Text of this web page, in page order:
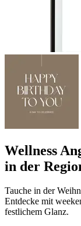
Wellness
in der
Tauche in der
Entdecke mit
festlichem Glanz.